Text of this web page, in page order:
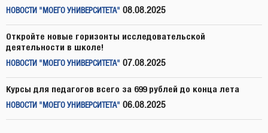
НОВОСТИ "МОЕГО УНИВЕРСИТЕТА" 08.08.2025
Откройте новые горизонты исследовательской
деятельности в школе!
НОВОСТИ "МОЕГО УНИВЕРСИТЕТА" 07.08.2025
Курсы для педагогов всего за 699 рублей до конца лета
НОВОСТИ "МОЕГО УНИВЕРСИТЕТА" 06.08.2025